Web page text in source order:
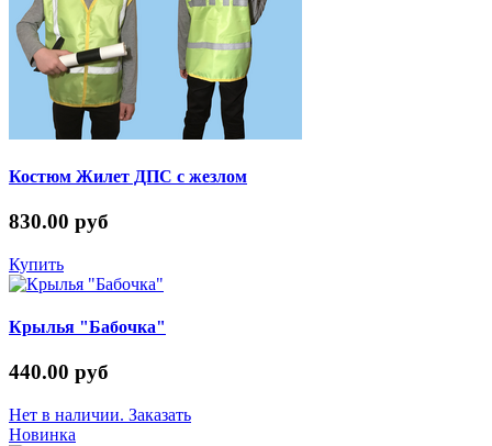
Костюм Жилет ДПС с жезлом
830.00 руб
Купить
Крылья "Бабочка"
440.00 руб
Нет в наличии. Заказать
Новинка